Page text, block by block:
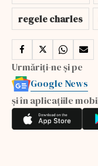
regele charles
Urmăriți-ne și pe
Google News
și în aplicațiile